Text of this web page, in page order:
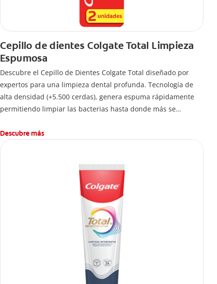
Cepillo de dientes Colgate Total Limpieza
Espumosa
Descubre el Cepillo de Dientes Colgate Total diseñado por
expertos para una limpieza dental profunda. Tecnología de
alta densidad (+5.500 cerdas), genera espuma rápidamente
permitiendo limpiar las bacterias hasta donde más se
Descubre más